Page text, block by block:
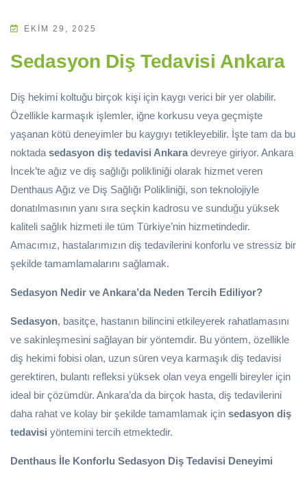
EKIM 29, 2025
Sedasyon Diş Tedavisi Ankara
Diş hekimi koltuğu birçok kişi için kaygı verici bir yer olabilir.
Özellikle karmaşık işlemler, iğne korkusu veya geçmişte
yaşanan kötü deneyimler bu kaygıyı tetikleyebilir. İşte tam da bu
noktada sedasyon diş tedavisi Ankara devreye giriyor. Ankara
İncek’te ağız ve diş sağlığı polikliniği olarak hizmet veren
Denthaus Ağız ve Diş Sağlığı Polikliniği, son teknolojiyle
donatılmasının yanı sıra seçkin kadrosu ve sunduğu yüksek
kaliteli sağlık hizmeti ile tüm Türkiye’nin hizmetindedir.
Amacımız, hastalarımızın diş tedavilerini konforlu ve stressiz bir
şekilde tamamlamalarını sağlamak.
Sedasyon Nedir ve Ankara’da Neden Tercih Ediliyor?
Sedasyon, basitçe, hastanın bilincini etkileyerek rahatlamasını
ve sakinleşmesini sağlayan bir yöntemdir. Bu yöntem, özellikle
diş hekimi fobisi olan, uzun süren veya karmaşık diş tedavisi
gerektiren, bulantı refleksi yüksek olan veya engelli bireyler için
ideal bir çözümdür. Ankara’da da birçok hasta, diş tedavilerini
daha rahat ve kolay bir şekilde tamamlamak için sedasyon diş
tedavisi yöntemini tercih etmektedir.
Denthaus İle Konforlu Sedasyon Diş Tedavisi Deneyimi